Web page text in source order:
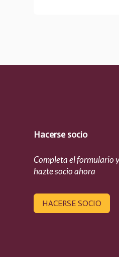
Hacerse socio
Completa el formulario
hazte socio ahora
HACERSE SOCIO